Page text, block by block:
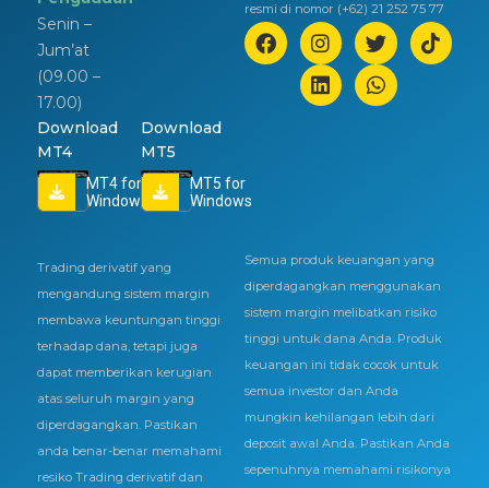
Senin –
Jum’at
(09.00 –
17.00)
Download
MT4
MT4 for
Windows
Download
MT5
MT5 for
Windows
resmi di nomor (+62) 21 252 75 77
Trading derivatif yang
mengandung sistem margin
membawa keuntungan tinggi
terhadap dana, tetapi juga
dapat memberikan kerugian
atas seluruh margin yang
diperdagangkan. Pastikan
anda benar-benar memahami
resiko Trading derivatif dan
Semua produk keuangan yang
diperdagangkan menggunakan
sistem margin melibatkan risiko
tinggi untuk dana Anda. Produk
keuangan ini tidak cocok untuk
semua investor dan Anda
mungkin kehilangan lebih dari
deposit awal Anda. Pastikan Anda
sepenuhnya memahami risikonya